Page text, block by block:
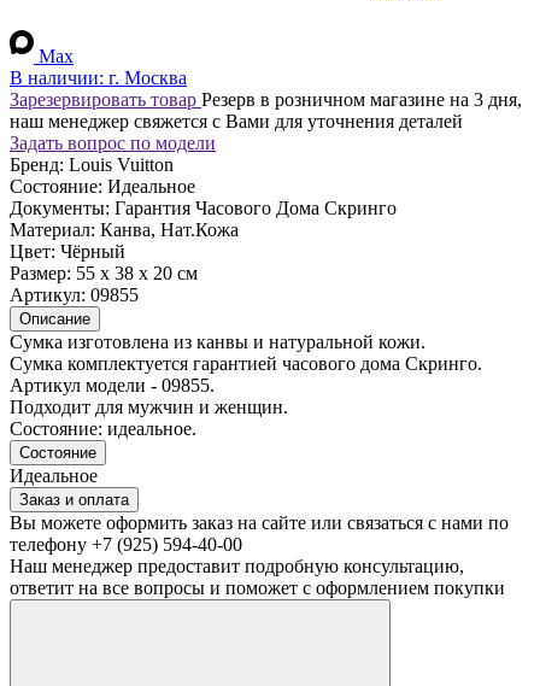
Max
В наличии: г. Москва
Зарезервировать товар Резерв в розничном магазине на 3 дня,
наш менеджер свяжется с Вами для уточнения деталей
Задать вопрос по модели
Бренд: Louis Vuitton
Состояние: Идеальное
Документы: Гарантия Часового Дома Скринго
Материал: Канва, Нат.Кожа
Цвет: Чёрный
Размер: 55 x 38 х 20 см
Артикул: 09855
Описание
Сумка изготовлена из канвы и натуральной кожи.
Сумка комплектуется гарантией часового дома Скринго.
Артикул модели - 09855.
Подходит для мужчин и женщин.
Состояние: идеальное.
Состояние
Идеальное
Заказ и оплата
Вы можете оформить заказ на сайте или связаться с нами по
телефону +7 (925) 594-40-00
Наш менеджер предоставит подробную консультацию,
ответит на все вопросы и поможет с оформлением покупки